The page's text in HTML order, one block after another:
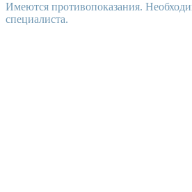
Имеются противопоказания.
специалиста.